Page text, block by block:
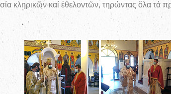
κληρικῶν καί ἐθελοντῶν, τηρώντας ὅλα